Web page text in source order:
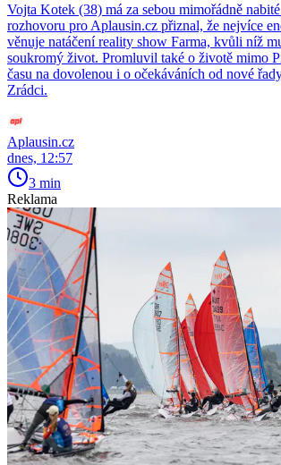
Vojta Kotek (38) má za sebou mimořádně
rozhovoru pro Aplausin.cz přiznal, že nejvíce
věnuje natáčení reality show Farma, kvůli níž
soukromý život. Promluvil také o životě mimo
času na dovolenou i o očekáváních od nové
Zrádci.
Aplausin.cz
dnes, 12:57
3 min
Reklama